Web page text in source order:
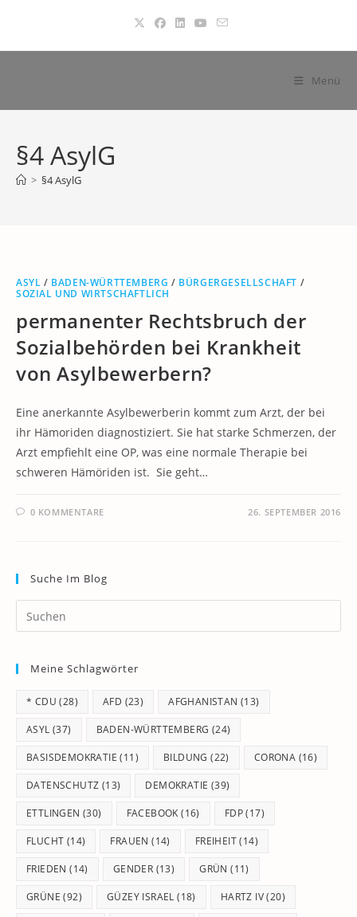
springen
Menü
§4 AsylG
> §4 AsylG
ASYL / BADEN-WÜRTTEMBERG / BÜRGERGESELLSCHAFT /
SOZIAL UND WIRTSCHAFTLICH
permanenter Rechtsbruch der
Sozialbehörden bei Krankheit
von Asylbewerbern?
Eine anerkannte Asylbewerberin kommt zum Arzt, der bei
ihr Hämoriden diagnostiziert. Sie hat starke Schmerzen, der
Arzt empfiehlt eine OP, was eine normale Therapie bei
schweren Hämöriden ist. Sie geht…
0 KOMMENTARE 26. SEPTEMBER 2016
Suche Im Blog
Meine Schlagwörter
* CDU (28) AFD (23) AFGHANISTAN (13)
ASYL (37) BADEN-WÜRTTEMBERG (24)
BASISDEMOKRATIE (11) BILDUNG (22) CORONA (16)
DATENSCHUTZ (13) DEMOKRATIE (39)
ETTLINGEN (30) FACEBOOK (16) FDP(17)
FLUCHT (14) FRAUEN (14) FREIHEIT(14)
FRIEDEN (14) GENDER (13) GRÜN (11)
GRÜNE (92) GÜZEY ISRAEL (18) HARTZ IV(20)